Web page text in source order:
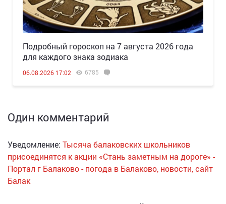
Подробный гороскоп на 7 августа 2026 года
для каждого знака зодиака
06.08.2026 17:02 6785
Один комментарий
Уведомление: Тысяча балаковских школьников
присоединятся к акции «Стань заметным на дороге» -
Портал г Балаково - погода в Балаково, новости, сайт
Балак